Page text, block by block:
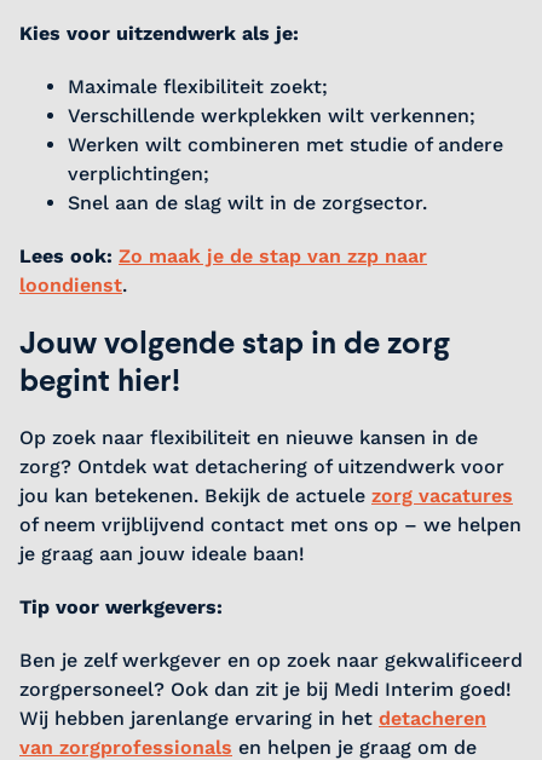
Kies voor uitzendwerk als je:
Maximale flexibiliteit zoekt;
Verschillende werkplekken wilt verkennen;
Werken wilt combineren met studie of andere
verplichtingen;
Snel aan de slag wilt in de zorgsector.
Lees ook: Zo maak je de stap van zzp naar
loondienst.
Jouw volgende stap in de zorg
begint hier!
Op zoek naar flexibiliteit en nieuwe kansen in de
zorg? Ontdek wat detachering of uitzendwerk voor
jou kan betekenen. Bekijk de actuele zorg vacatures
of neem vrijblijvend contact met ons op – we helpen
je graag aan jouw ideale baan!
Tip voor werkgevers:
Ben je zelf werkgever en op zoek naar gekwalificeerd
zorgpersoneel? Ook dan zit je bij Medi Interim goed!
Wij hebben jarenlange ervaring in het detacheren
van zorgprofessionals en helpen je graag om de